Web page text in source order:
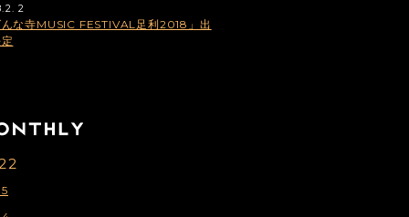
2
んな寺MUSIC FESTIVAL足利2018」出